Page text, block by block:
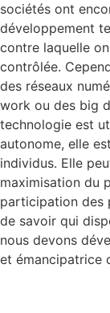
sociétés ont
développement
contre laquelle
contrôlée.
des réseaux
work ou des big
technologie est
autonome, elle
individus. Elle
maximisation du
participation des
de savoir qui
nous devons
et émancipatrice